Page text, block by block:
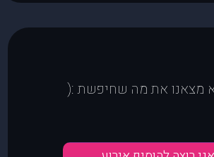
מצאנו את מה שחיפשת :(